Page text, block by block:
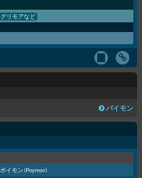
グリモアなど
パイモン
ポイモン（Poymon）